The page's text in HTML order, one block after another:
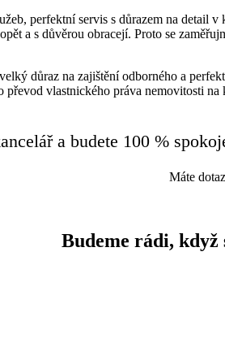
perfektní servis s důrazem na detail
a s důvěrou obracejí. Proto se
důraz na zajištění odborného a
vlastnického práva nemovitosti
a budete 100 %
Máte
Budeme rádi, když